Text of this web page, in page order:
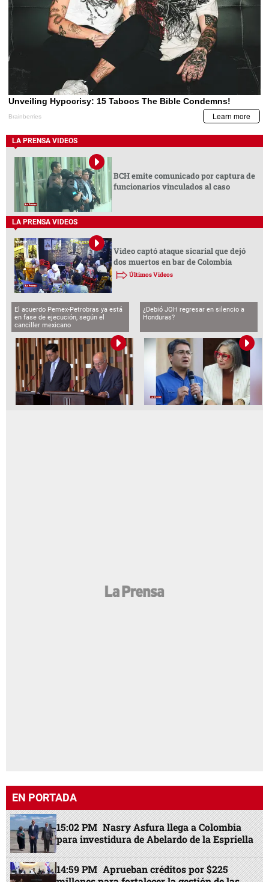
LA PRENSA VIDEOS
BCH emite comunicado por captura de
funcionarios vinculados al caso
LA PRENSA VIDEOS
Video captó ataque sicarial que dejó
dos muertos en bar de Colombia
Últimos Videos
El acuerdo Pemex-Petrobras ya está
en fase de ejecución, según el
canciller mexicano
¿Debió JOH regresar en silencio a
Honduras?
EN PORTADA
15:02 PM Nasry Asfura llega a Colombia
para investidura de Abelardo de la Espriella
14:59 PM Aprueban créditos por $225